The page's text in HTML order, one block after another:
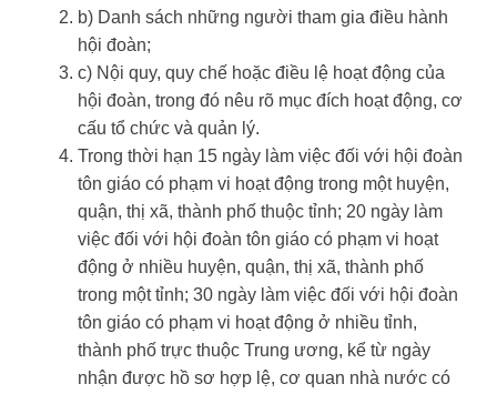
b) Danh sách những người tham gia điều hành
hội đoàn;
c) Nội quy, quy chế hoặc điều lệ hoạt động của
hội đoàn, trong đó nêu rõ mục đích hoạt động, cơ
cấu tổ chức và quản lý.
Trong thời hạn 15 ngày làm việc đối với hội đoàn
tôn giáo có phạm vi hoạt động trong một huyện,
quận, thị xã, thành phố thuộc tỉnh; 20 ngày làm
việc đối với hội đoàn tôn giáo có phạm vi hoạt
động ở nhiều huyện, quận, thị xã, thành phố
trong một tỉnh; 30 ngày làm việc đối với hội đoàn
tôn giáo có phạm vi hoạt động ở nhiều tỉnh,
thành phố trực thuộc Trung ương, kể từ ngày
nhận được hồ sơ hợp lệ, cơ quan nhà nước có